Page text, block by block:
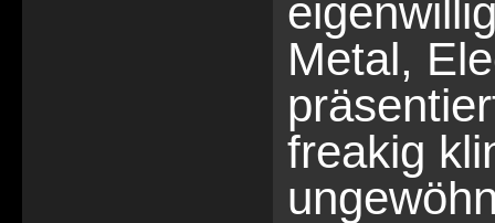
Metal,
freakig